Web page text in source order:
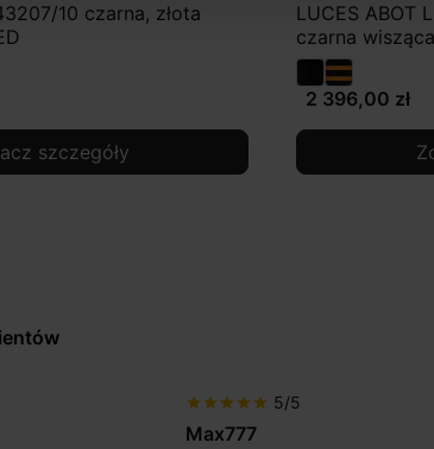
10 czarna, złota
szczegóły
LUCES ABOT
czarna
2 396,00 zł
star star star star star 5/5
Max777